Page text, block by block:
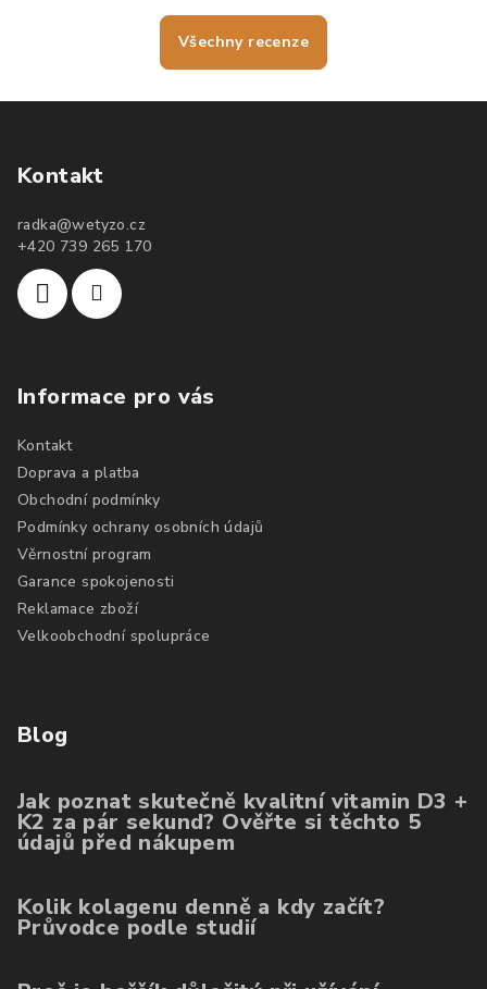
Všechny recenze
Kontakt
radka@wetyzo.cz
+420 739 265 170
Informace pro vás
Kontakt
Doprava a platba
Obchodní podmínky
Podmínky ochrany osobních údajů
Věrnostní program
Garance spokojenosti
Reklamace zboží
Velkoobchodní spolupráce
Blog
Jak poznat skutečně kvalitní vitamin D3 +
K2 za pár sekund? Ověřte si těchto 5
údajů před nákupem
Kolik kolagenu denně a kdy začít?
Průvodce podle studií